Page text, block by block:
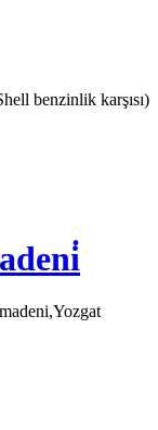
benzinlik karşısı)